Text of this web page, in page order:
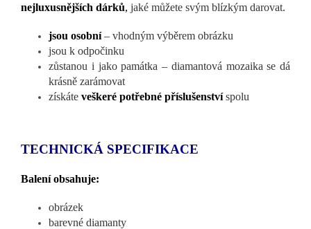
nejluxusnějších dárků, jaké můžete svým blízkým darovat.
jsou osobní – vhodným výběrem obrázku
jsou k odpočinku
zůstanou i jako památka – diamantová mozaika se dá
krásně zarámovat
získáte veškeré potřebné příslušenstvíspolu
TECHNICKÁ SPECIFIKACE
Balení obsahuje:
obrázek
barevné diamanty